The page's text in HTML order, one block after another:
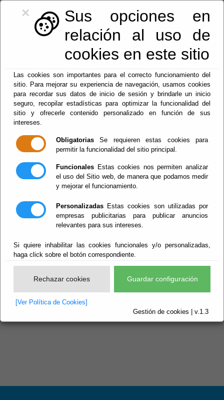
×
Sus opciones en
relación al uso de
cookies en este sitio
Las cookies son importantes para el correcto funcionamiento del
sitio. Para mejorar su experiencia de navegación, usamos cookies
para recordar sus datos de inicio de sesión y brindarle un inicio
seguro, recopilar estadísticas para optimizar la funcionalidad del
sitio y ofrecerle contenido personalizado en función de sus
intereses.
Obligatorias Se requieren estas cookies para
permitir la funcionalidad del sitio principal.
Funcionales Estas cookies nos permiten analizar
el uso del Sitio web, de manera que podamos medir
y mejorar el funcionamiento.
Personalizadas Estas cookies son utilizadas por
empresas publicitarias para publicar anuncios
relevantes para sus intereses.
Si quiere inhabilitar las cookies funcionales y/o personalizadas,
haga click sobre el botón correspondiente.
Rechazar cookies Guardar configuración
[Ver Política de Cookies]
Gestión de cookies | v.1.3
950.42.46.54 | registro@lucar.es
Fiestas y eventos
Menu
Galería de fotos
Edificios
Exteriores
Parques y Jardines